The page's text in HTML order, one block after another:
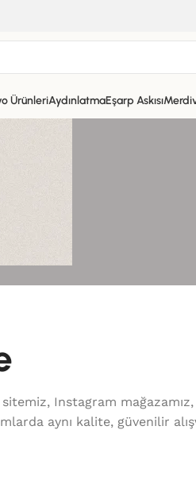
ÜrünleriAydınlatmaEşarp Askısı
Instagram
aynı kalite, güvenilir